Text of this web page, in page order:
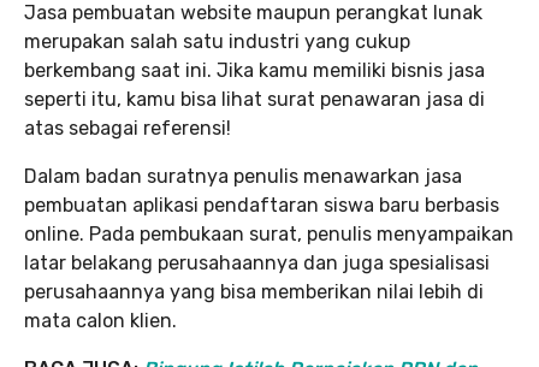
Jasa pembuatan website maupun perangkat lunak
merupakan salah satu industri yang cukup
berkembang saat ini. Jika kamu memiliki bisnis jasa
seperti itu, kamu bisa lihat surat penawaran jasa di
atas sebagai referensi!
Dalam badan suratnya penulis menawarkan jasa
pembuatan aplikasi pendaftaran siswa baru berbasis
online. Pada pembukaan surat, penulis menyampaikan
latar belakang perusahaannya dan juga spesialisasi
perusahaannya yang bisa memberikan nilai lebih di
mata calon klien.